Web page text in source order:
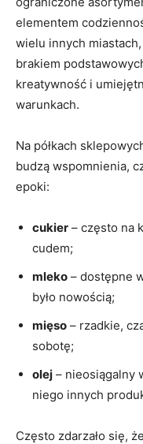
elementem
wielu innych
brakiem
kreatywność i
warunkach.
Na półkach
budzą wspomnienia,
epoki:
cukier – często na
cudem;
mleko – dostępne
było nowością;
mięso – rzadkie,
sobotę;
olej – nieosiągalny
niego innych
Często zdarzało się,